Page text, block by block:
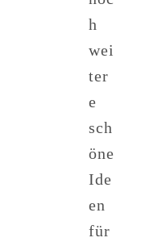
h
wei
ter
e
sch
öne
Ide
en
für